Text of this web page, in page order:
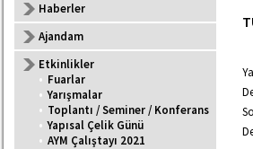
Haberler
Ajandam
Etkinlikler
• Fuarlar
• Yarışmalar
• Toplantı / Seminer / Konferans
• Yapısal Çelik Günü
• AYM Çalıştayı 2021